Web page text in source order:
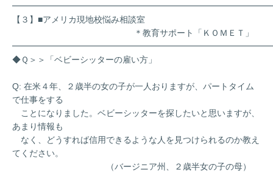
【３】■アメリカ現地校悩み相談室
＊教育サポート「ＫＯＭＥＴ」
◆Ｑ＞＞「ベビーシッターの雇い方」
Q: 在米４年、２歳半の女の子が一人おりますが、パートタイム
で仕事をする
ことになりました。ベビーシッターを探したいと思いますが、
あまり情報も
なく、どうすれば信用できるような人を見つけられるのか教え
てください。
（バージニア州、２歳半女の子の母）